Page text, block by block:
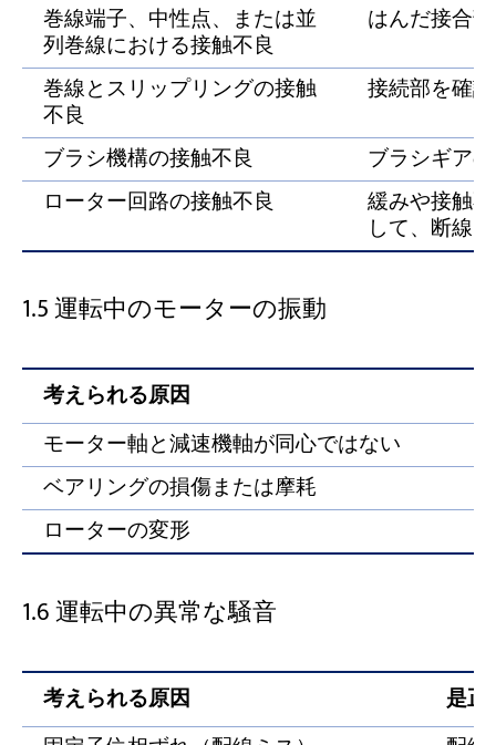
巻線端子、中性点、または並
列巻線における接触不良
はんだ接合
巻線とスリップリングの接触
不良
接続部を確
ブラシ機構の接触不良
ブラシギア
ローター回路の接触不良
緩みや接触
して、断線
1.5 運転中のモーターの振動
考えられる原因
モーター軸と減速機軸が同心ではない
ベアリングの損傷または摩耗
ローターの変形
1.6 運転中の異常な騒音
考えられる原因
是正